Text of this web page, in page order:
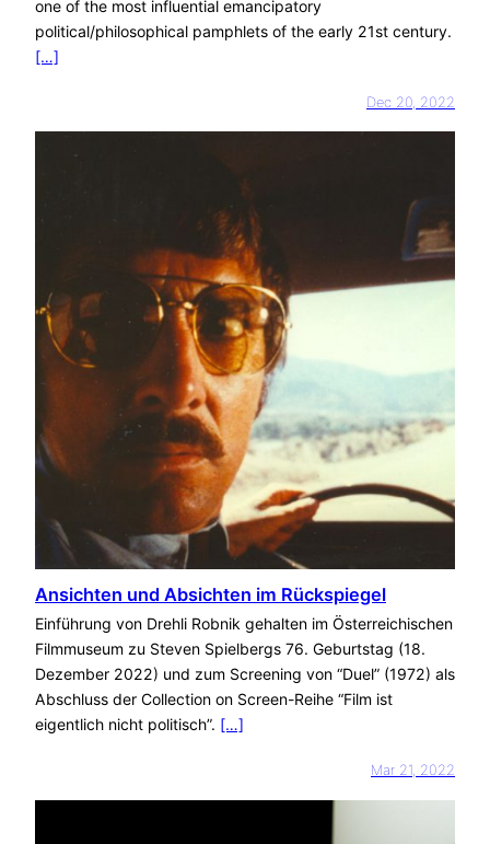
one of the most influential emancipatory
political/philosophical pamphlets of the early 21st century.
[…]
Dec 20, 2022
Ansichten und Absichten im Rückspiegel
Einführung von Drehli Robnik gehalten im Österreichischen
Filmmuseum zu Steven Spielbergs 76. Geburtstag (18.
Dezember 2022) und zum Screening von “Duel” (1972) als
Abschluss der Collection on Screen-Reihe “Film ist
eigentlich nicht politisch”. […]
Mar 21, 2022